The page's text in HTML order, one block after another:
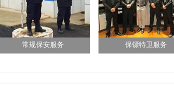
常规保安服务 保镖特卫服务